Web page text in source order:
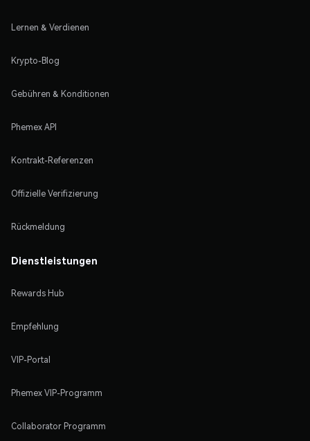
Lernen & Verdienen
Krypto-Blog
Gebühren & Konditionen
Phemex API
Kontrakt-Referenzen
Offizielle Verifizierung
Rückmeldung
Dienstleistungen
Rewards Hub
Empfehlung
VIP-Portal
Phemex VIP-Programm
Collaborator Programm